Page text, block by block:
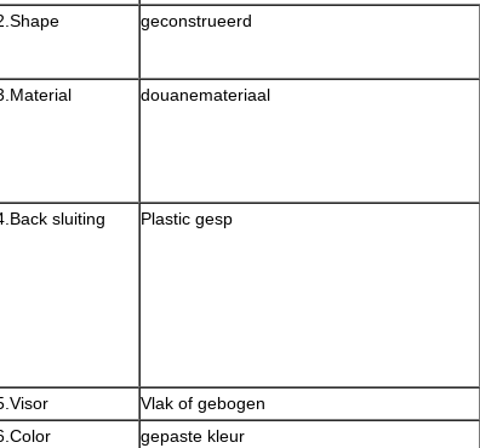
geconstrueerd
douanemateriaal
sluiting
Plastic gesp
Vlak of gebogen
gepaste kleur